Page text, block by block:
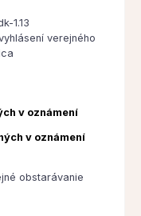
1.13
verejného
v oznámení
v oznámení
obstarávanie